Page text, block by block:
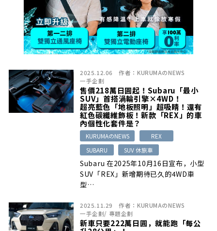
2025.12.06 作者： KURUMAのNEWS
一手企劃
售價218萬日圓起！Subaru「最小
SUV」首搭渦輪引擎×4WD！
超亮藍色「地板照明」超吸睛！還有
紅色碳纖維飾板！新款「REX」的車
內個性化套件是？
KURUMAのNEWS
REX
SUBARU
SUV 休旅車
Subaru 在2025年10月16日宣布，小型
SUV「REX」新增期待已久的4WD車
型…
2025.11.29 作者： KURUMAのNEWS
一手企劃/ 專題企劃
新車只要222萬日圓，就能跑「每公